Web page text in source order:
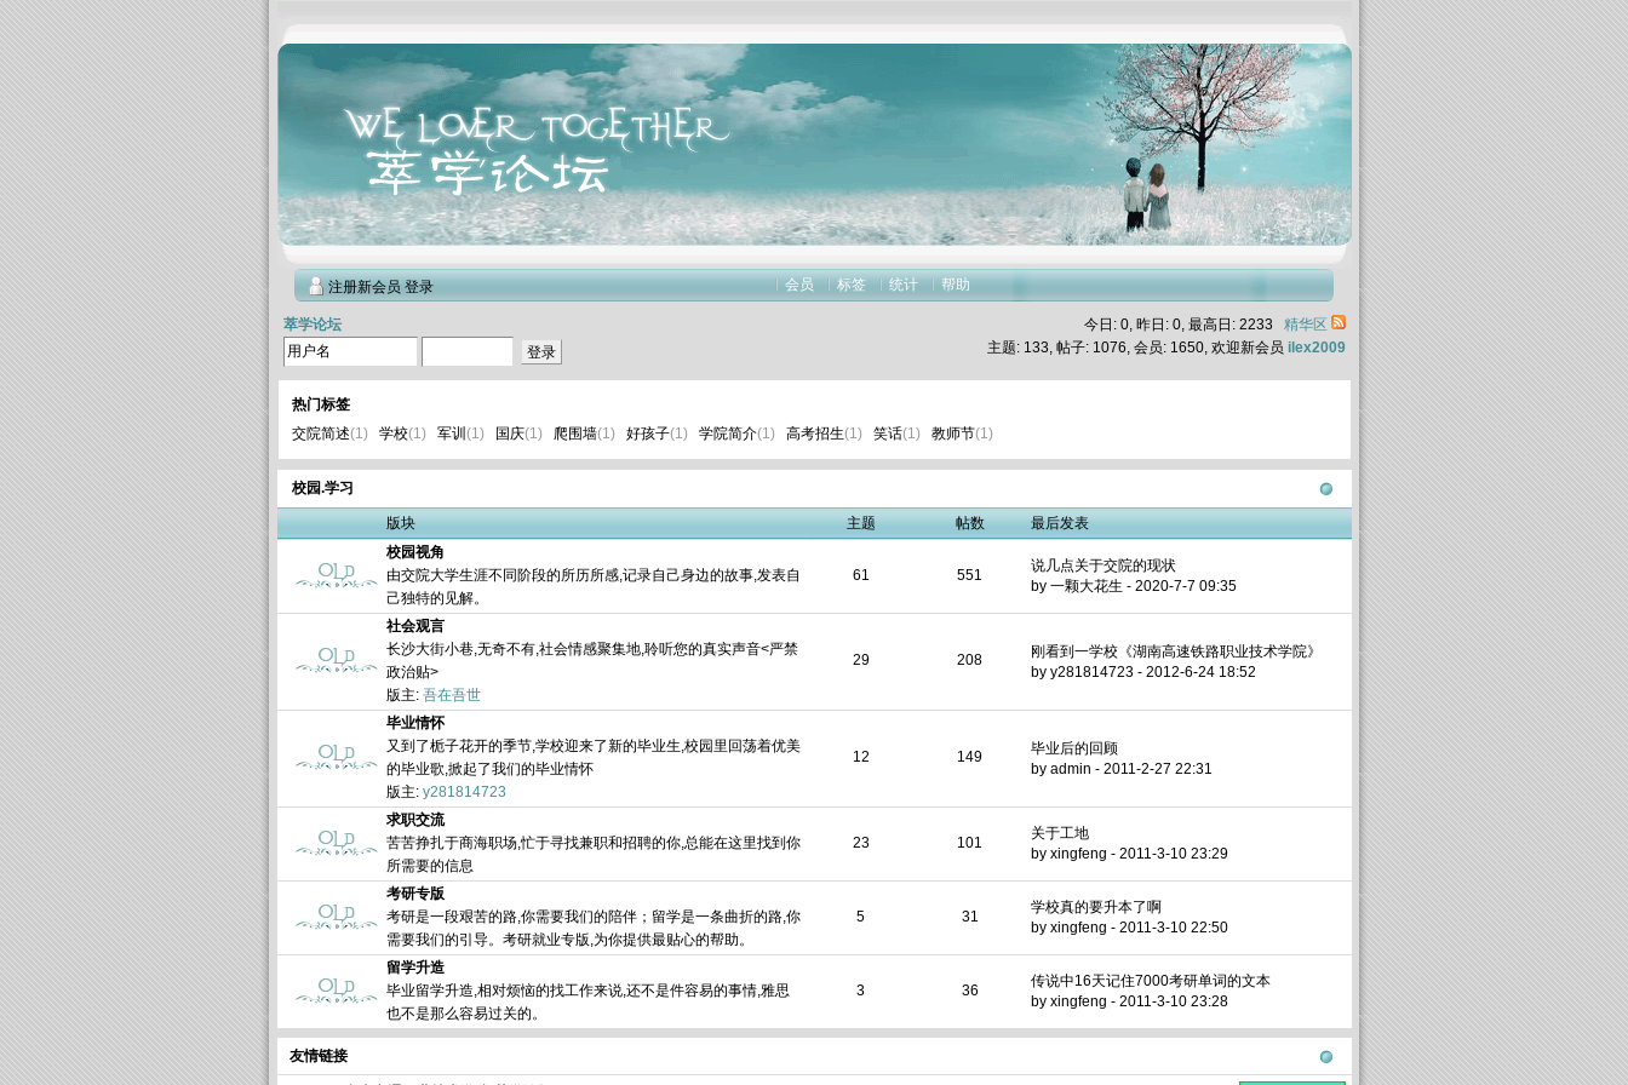
注册新会员 登录 会员 标签 统计 帮助
萃学论坛
登录
今日: 0, 昨日: 0, 最高日: 2233
精华区
主题: 133, 帖子: 1076, 会员: 1650, 欢迎新会员 ilex2009
热门标签
交院简述(1) 学校(1) 军训 (1) 国庆(1) 爬围墙(1) 好孩子(1) 学院简介(1) 高考招生(1) 笑话(1) 教师节(1)
校园.学习
版块 主题 帖数
最后发表
校园视角
由交院大学生涯不同阶段的所历所感,记录自己身边的故事,发表自
己独特的见解。
61 551
说几点关于交院的现状
by 一颗大花生 - 2020-7-7 09:35
社会观言
长沙大街小巷,无奇不有,社会情感聚集地,聆听您的真实声音<严禁
政治贴>
版主: 吾在吾世
29 208
刚看到一学校《湖南高速铁路职业技术学院》
by y281814723- 2012-6-24 18:52
毕业情怀
又到了栀子花开的季节,学校迎来了新的毕业生,校园里回荡着优美
的毕业歌,掀起了我们的毕业情怀
版主: y281814723
12 149
毕业后的回顾
by admin - 2011-2-27 22:31
求职交流
苦苦挣扎于商海职场,忙于寻找兼职和招聘的你,总能在这里找到你
所需要的信息
23 101
关于工地
by xingfeng - 2011-3-10 23:29
考研专版
考研是一段艰苦的路,你需要我们的陪伴；留学是一条曲折的路,你
需要我们的引导。考研就业专版,为你提供最贴心的帮助。
5 31
学校真的要升本了啊
by xingfeng - 2011-3-10 22:50
留学升造
毕业留学升造,相对烦恼的找工作来说,还不是件容易的事情,雅思
也不是那么容易过关的。
3 36
传说中16天记住7000考研单词的文本
by xingfeng - 2011-3-10 23:28
友情链接